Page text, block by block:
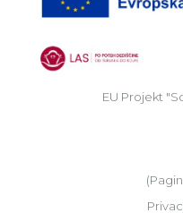
EU Projekt